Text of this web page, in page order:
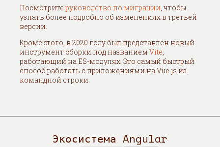
Посмотрите руководство по миграции, чтобы
узнать более подробно об изменениях в третьей
версии.
Кроме этого, в 2020 году был представлен новый
инструмент сборки под названием Vite,
работающий на ES-модулях. Это самый быстрый
способ работать с приложениями на Vue.js из
командной строки.
Экосистема Angular